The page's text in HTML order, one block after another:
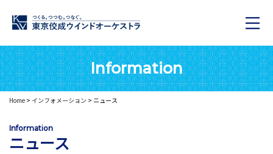
Information
Home > インフォメーション > ニュース
Information
ニュース